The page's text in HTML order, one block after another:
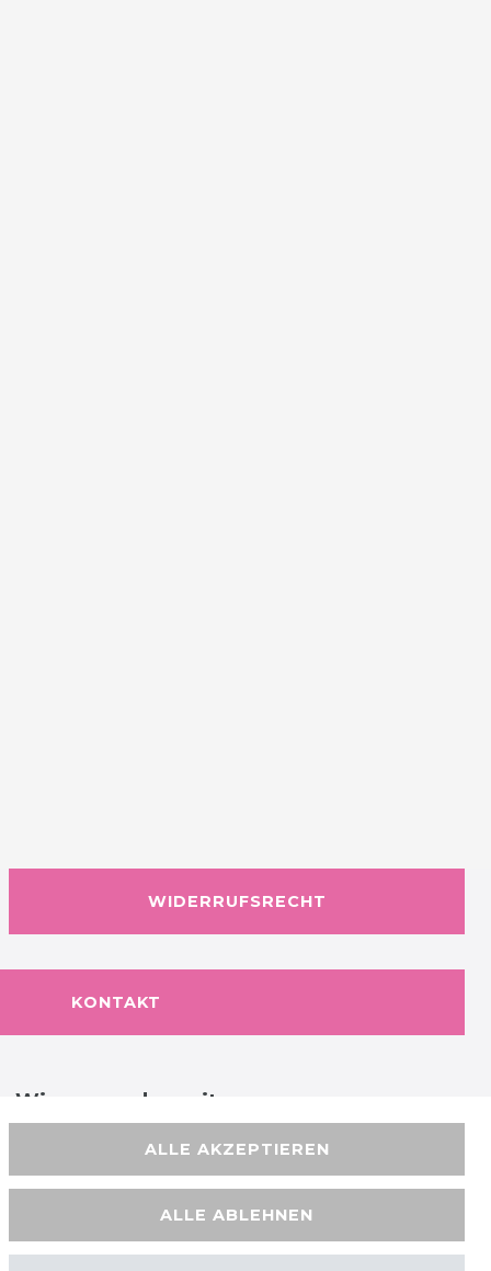
WIDERRUFSRECHT
KONTAKT
Wir versenden mit
ALLE AKZEPTIEREN
ALLE ABLEHNEN